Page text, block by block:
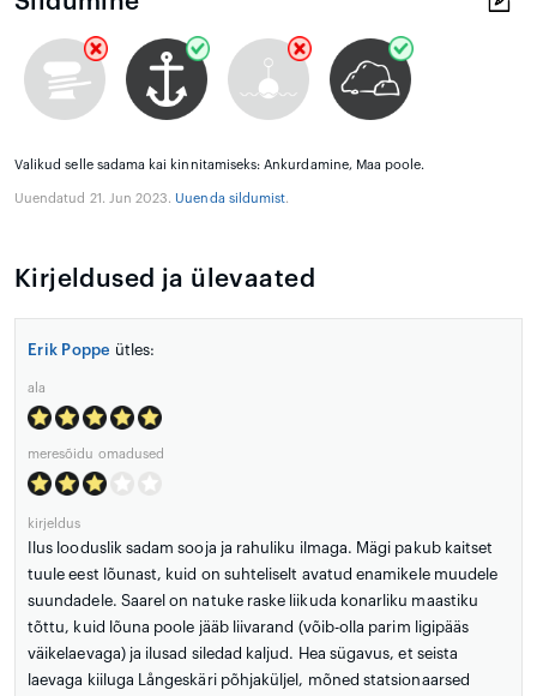
Valikud selle sadama kai kinnitamiseks: Ankurdamine, Maa poole.
Uuendatud 21. Jun 2023. Uuenda sildumist.
Kirjeldused ja ülevaated
Erik Poppe ütles:
ala
meresõidu omadused
kirjeldus
Ilus looduslik sadam sooja ja rahuliku ilmaga. Mägi pakub kaitset
tuule eest lõunast, kuid on suhteliselt avatud enamikele muudele
suundadele. Saarel on natuke raske liikuda konarliku maastiku
tõttu, kuid lõuna poole jääb liivarand (võib-olla parim ligipääs
väikelaevaga) ja ilusad siledad kaljud. Hea sügavus, et seista
laevaga kiiluga Långeskäri põhjaküljel, mõned statsionaarsed